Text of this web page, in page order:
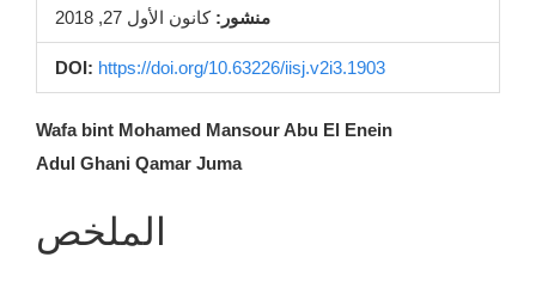
منشور: كانون الأول 27, 2018
DOI: https://doi.org/10.63226/iisj.v2i3.1903
محتوى
المقالة
الرئيسي
Wafa bint Mohamed Mansour Abu El Enein
Adul Ghani Qamar Juma
الملخص